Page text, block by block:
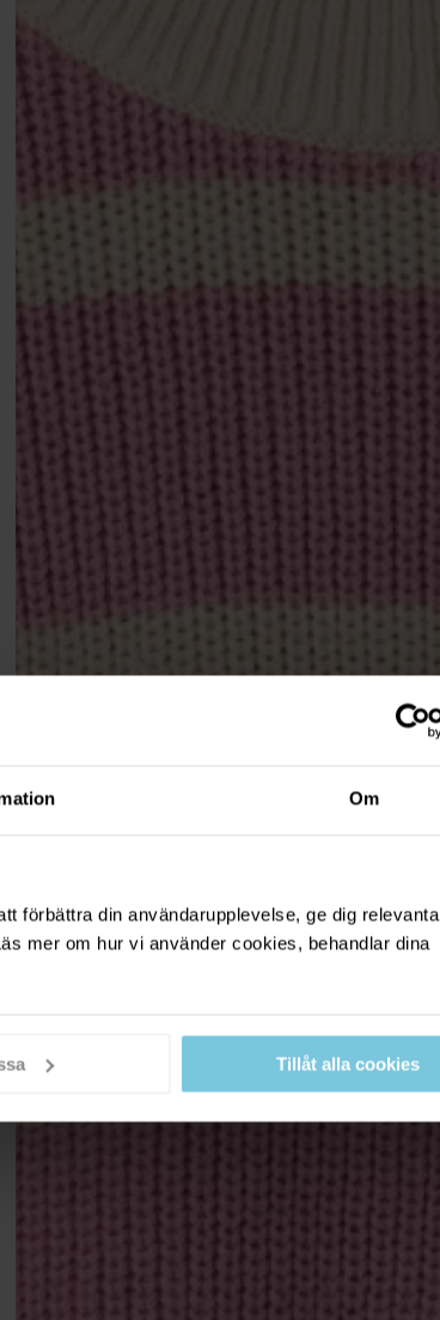
Om
förbättra din användarupplevelse, ge dig relevanta
mer om hur vi använder cookies, behandlar dina
Tillåt alla cookies